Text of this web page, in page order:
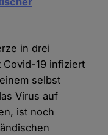
in drei
Covid-19 infiziert
selbst
Virus auf
ist noch